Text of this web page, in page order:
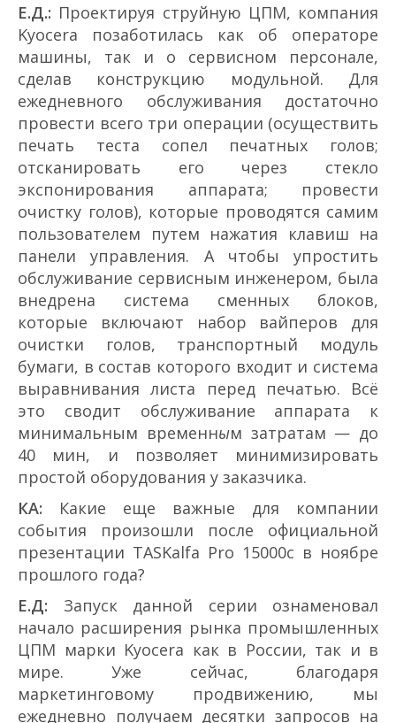
Е.Д.: Проектируя струйную ЦПМ, компания
Kyocera позаботилась как об операторе
машины, так и о сервисном персонале,
сделав конструкцию модульной. Для
ежедневного обслуживания достаточно
провести всего три операции (осуществить
печать теста сопел печатных голов;
отсканировать его через стекло
экспонирования аппарата; провести
очистку голов), которые проводятся самим
пользователем путем нажатия клавиш на
панели управления. А чтобы упростить
обслуживание сервисным инженером, была
внедрена система сменных блоков,
которые включают набор вайперов для
очистки голов, транспортный модуль
бумаги, в состав которого входит и система
выравнивания листа перед печатью. Всё
это сводит обслуживание аппарата к
минимальным временным затратам — до
40 мин, и позволяет минимизировать
простой оборудования у заказчика.
КА: Какие еще важные для компании
события произошли после официальной
презентации TASKalfa Pro 15000c в ноябре
прошлого года?
Е.Д: Запуск данной серии ознаменовал
начало расширения рынка промышленных
ЦПМ марки Kyocera как в России, так и в
мире. Уже сейчас, благодаря
маркетинговому продвижению, мы
ежедневно получаем десятки запросов на